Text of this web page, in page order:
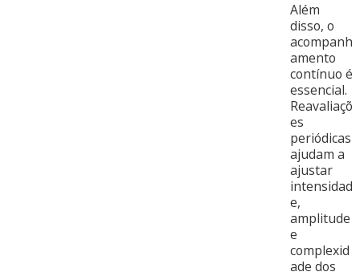
Além
disso, o
acompanh
amento
contínuo é
essencial.
Reavaliaçõ
es
periódicas
ajudam a
ajustar
intensidad
e,
amplitude
e
complexid
ade dos